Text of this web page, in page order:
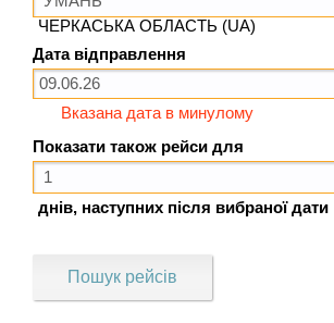
ЧЕРКАСЬКА ОБЛАСТЬ (UA)
Дата відправлення
Вказана дата в минулому
Показати також рейси для
днів, наступних після вибраної дати
Пошук рейсів